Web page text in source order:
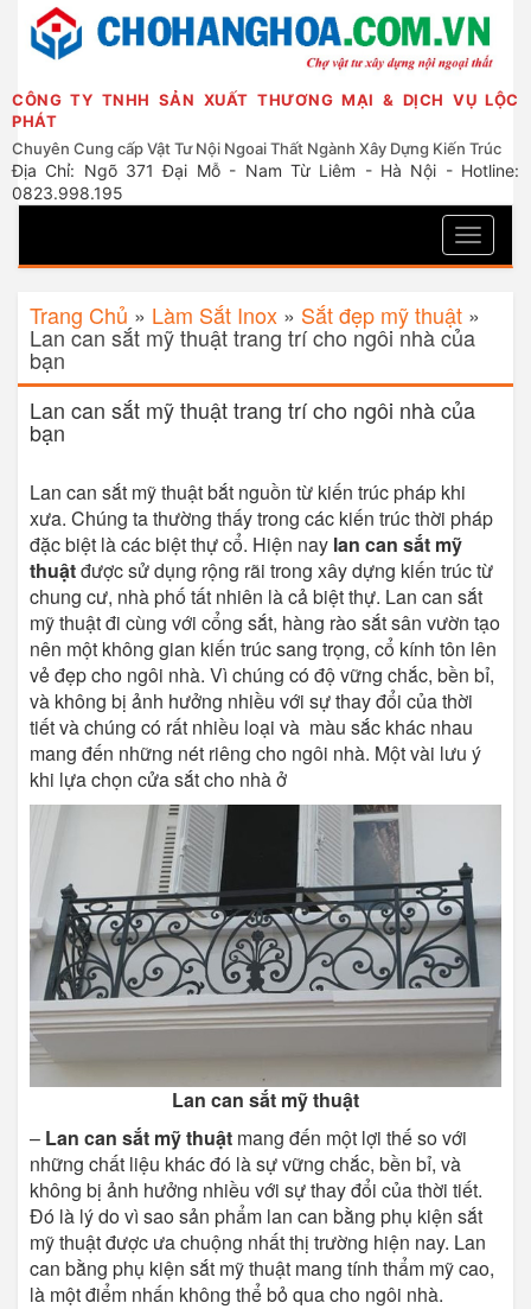
CÔNG TY TNHH SẢN XUẤT THƯƠNG MẠI & DỊCH VỤ LỘC
PHÁT
Chuyên Cung cấp Vật Tư Nội Ngoai Thất Ngành Xây Dựng Kiến Trúc
Địa Chỉ: Ngõ 371 Đại Mỗ - Nam Từ Liêm - Hà Nội - Hotline:
0823.998.195
Toggle
Trang Chủ » Làm Sắt Inox » Sắt đẹp mỹ thuật »
Lan can sắt mỹ thuật trang trí cho ngôi nhà của
bạn
Lan can sắt mỹ thuật trang trí cho ngôi nhà của
bạn
Lan can sắt mỹ thuật bắt nguồn từ kiến trúc pháp khi
xưa. Chúng ta thường thấy trong các kiến trúc thời pháp
đặc biệt là các biệt thự cổ. Hiện nay lan can sắt mỹ
thuậtđược sử dụng rộng rãi trong xây dựng kiến trúc từ
chung cư, nhà phố tất nhiên là cả biệt thự. Lan can sắt
mỹ thuật đi cùng với cổng sắt, hàng rào sắt sân vườn tạo
nên một không gian kiến trúc sang trọng, cổ kính tôn lên
vẻ đẹp cho ngôi nhà. Vì chúng có độ vững chắc, bền bỉ,
và không bị ảnh hưởng nhiều với sự thay đổi của thời
tiết và chúng có rất nhiều loại và màu sắc khác nhau
mang đến những nét riêng cho ngôi nhà. Một vài lưu ý
khi lựa chọn cửa sắt cho nhà ở
Lan can sắt mỹ thuật
– Lan can sắt mỹ thuật mang đến một lợi thế so với
những chất liệu khác đó là sự vững chắc, bền bỉ, và
không bị ảnh hưởng nhiều với sự thay đổi của thời tiết.
Đó là lý do vì sao sản phẩm lan can bằng phụ kiện sắt
mỹ thuật được ưa chuộng nhất thị trường hiện nay. Lan
can bằng phụ kiện sắt mỹ thuật mang tính thẩm mỹ cao,
là một điểm nhấn không thể bỏ qua cho ngôi nhà.